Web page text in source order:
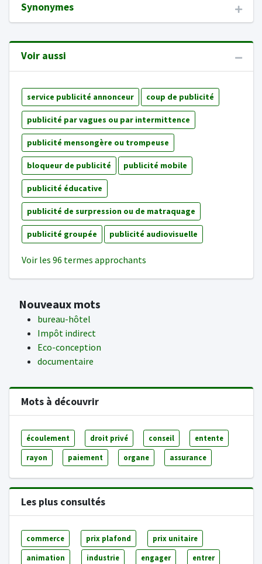
Synonymes
Voir aussi
service publicité annonceur coup de publicité
publicité par vagues ou par intermittence
publicité mensongère ou trompeuse
bloqueur de publicité publicité mobile
publicité éducative
publicité de surpression ou de matraquage
publicité groupée publicité audiovisuelle
Voir les 96 termes approchants
Nouveaux mots
bureau-hôtel
Impôt indirect
Eco-conception
documentaire
Mots à découvrir
écoulement droit privé conseil entente
rayon paiement organe assurance
Les plus consultés
commerce prix plafond prix unitaire
animation industrie engager entrer